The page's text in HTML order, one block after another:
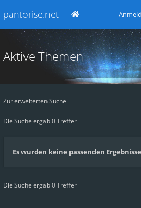
pantorise.net
Aktive Themen
Zur erweiterten Suche
Die Suche ergab 0 Treffer
Es wurden keine passenden
Die Suche ergab 0 Treffer